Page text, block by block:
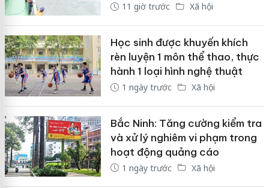
11 giờ trước Xã hội
Học sinh được khuyến khích
rèn luyện 1 môn thể thao, thực
hành 1 loại hình nghệ thuật
1 ngày trước Xã hội
Bắc Ninh: Tăng cường kiểm tra
và xử lý nghiêm vi phạm trong
hoạt động quảng cáo
1 ngày trước Xã hội